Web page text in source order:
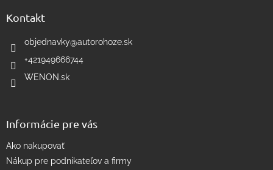
Kontakt
objednavky@autorohoze.sk
+421949666744
WENON.sk
Informácie pre vás
Ako nakupovať
Nákup pre podnikateľov a firmy